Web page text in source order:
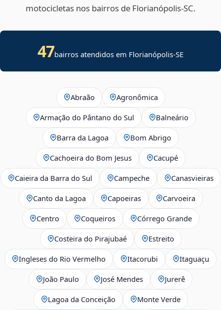
motocicletas nos bairros de Florianópolis‑SC.
47bairros atendidos em Florianópolis-SE
Abraão Agronômica
Armação do Pântano do Sul Balneário
Barra da Lagoa Bom Abrigo
Cachoeira do Bom Jesus Cacupé
Caieira da Barra do Sul Campeche Canasvieiras
Canto da Lagoa Capoeiras Carvoeira
Centro Coqueiros Córrego Grande
Costeira do Pirajubaé Estreito
Ingleses do Rio Vermelho Itacorubi Itaguaçu
João Paulo José Mendes Jurerê
Lagoa da Conceição Monte Verde